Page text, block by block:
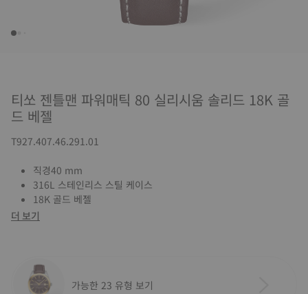
티쏘 젠틀맨 파워매틱 80 실리시움 솔리드 18K 골
드 베젤
T927.407.46.291.01
직경40 mm
316L 스테인리스 스틸 케이스
18K 골드 베젤
더 보기
가능한 23 유형 보기